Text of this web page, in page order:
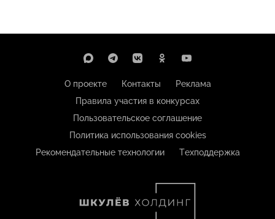
О проекте Контакты
Реклама
Правила участия в конкурсах
Пользовательское соглашение
Политика использования cookies
Рекомендательные технологии
Техподдержка